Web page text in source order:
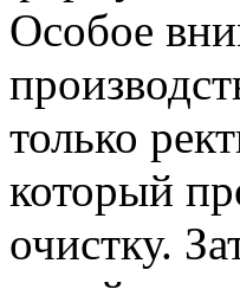
Особое
только
который
очистку.